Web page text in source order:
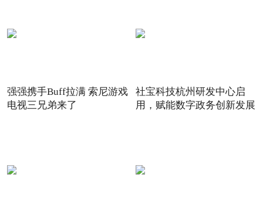
强强携手Buff拉满 索尼游戏
电视三兄弟来了
社宝科技杭州研发中心启
用，赋能数字政务创新发展